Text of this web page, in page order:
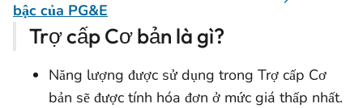
bậc của PG&E
Trợ cấp Cơ bản là gì?
Năng lượng được sử dụng trong Trợ cấp Cơ
bản sẽ được tính hóa đơn ở mức giá thấp nhất.